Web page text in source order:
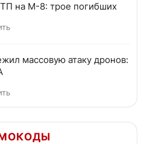
на М-8: трое погибших
массовую атаку дронов: